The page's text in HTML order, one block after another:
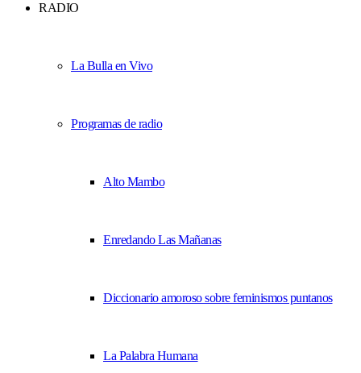
RADIO
La Bulla en Vivo
Programas de radio
Alto Mambo
Enredando Las Mañanas
Diccionario amoroso sobre feminismos puntanos
La Palabra Humana